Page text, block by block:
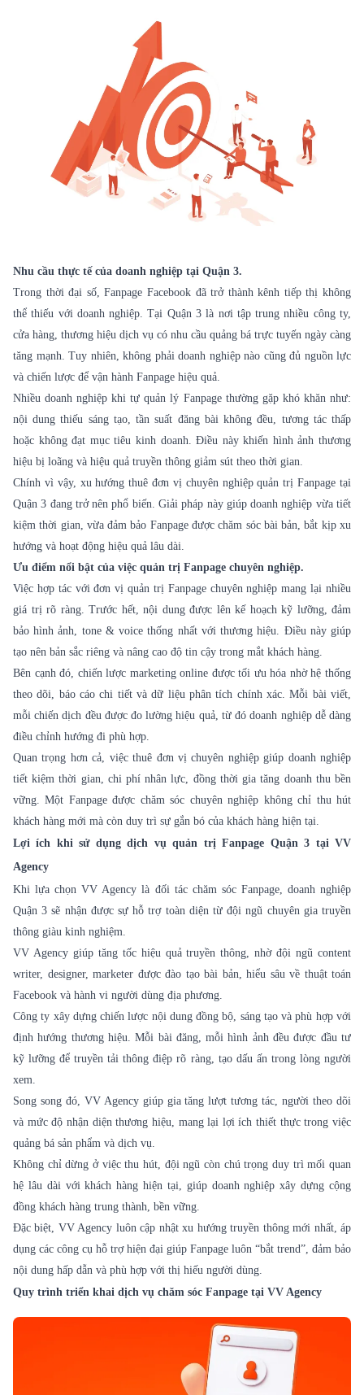
Nhu cầu thực tế của doanh nghiệp tại Quận 3.
Trong thời đại số, Fanpage Facebook đã trở thành kênh tiếp thị không
thể thiếu với doanh nghiệp. Tại Quận 3 là nơi tập trung nhiều công ty,
cửa hàng, thương hiệu dịch vụ có nhu cầu quảng bá trực tuyến ngày càng
tăng mạnh. Tuy nhiên, không phải doanh nghiệp nào cũng đủ nguồn lực
và chiến lược để vận hành Fanpage hiệu quả.
Nhiều doanh nghiệp khi tự quản lý Fanpage thường gặp khó khăn như:
nội dung thiếu sáng tạo, tần suất đăng bài không đều, tương tác thấp
hoặc không đạt mục tiêu kinh doanh. Điều này khiến hình ảnh thương
hiệu bị loãng và hiệu quả truyền thông giảm sút theo thời gian.
Chính vì vậy, xu hướng thuê đơn vị chuyên nghiệp quản trị Fanpage tại
Quận 3 đang trở nên phổ biến. Giải pháp này giúp doanh nghiệp vừa tiết
kiệm thời gian, vừa đảm bảo Fanpage được chăm sóc bài bản, bắt kịp xu
hướng và hoạt động hiệu quả lâu dài.
Ưu điểm nổi bật của việc quản trị Fanpage chuyên nghiệp.
Việc hợp tác với đơn vị quản trị Fanpage chuyên nghiệp mang lại nhiều
giá trị rõ ràng. Trước hết, nội dung được lên kế hoạch kỹ lưỡng, đảm
bảo hình ảnh, tone & voice thống nhất với thương hiệu. Điều này giúp
tạo nên bản sắc riêng và nâng cao độ tin cậy trong mắt khách hàng.
Bên cạnh đó, chiến lược marketing online được tối ưu hóa nhờ hệ thống
theo dõi, báo cáo chi tiết và dữ liệu phân tích chính xác. Mỗi bài viết,
mỗi chiến dịch đều được đo lường hiệu quả, từ đó doanh nghiệp dễ dàng
điều chỉnh hướng đi phù hợp.
Quan trọng hơn cả, việc thuê đơn vị chuyên nghiệp giúp doanh nghiệp
tiết kiệm thời gian, chi phí nhân lực, đồng thời gia tăng doanh thu bền
vững. Một Fanpage được chăm sóc chuyên nghiệp không chỉ thu hút
khách hàng mới mà còn duy trì sự gắn bó của khách hàng hiện tại.
Lợi ích khi sử dụng dịch vụ quản trị Fanpage Quận 3 tại VV
Agency
Khi lựa chọn VV Agency là đối tác chăm sóc Fanpage, doanh nghiệp
Quận 3 sẽ nhận được sự hỗ trợ toàn diện từ đội ngũ chuyên gia truyền
thông giàu kinh nghiệm.
VV Agency giúp tăng tốc hiệu quả truyền thông, nhờ đội ngũ content
writer, designer, marketer được đào tạo bài bản, hiểu sâu về thuật toán
Facebook và hành vi người dùng địa phương.
Công ty xây dựng chiến lược nội dung đồng bộ, sáng tạo và phù hợp với
định hướng thương hiệu. Mỗi bài đăng, mỗi hình ảnh đều được đầu tư
kỹ lưỡng để truyền tải thông điệp rõ ràng, tạo dấu ấn trong lòng người
xem.
Song song đó, VV Agency giúp gia tăng lượt tương tác, người theo dõi
và mức độ nhận diện thương hiệu, mang lại lợi ích thiết thực trong việc
quảng bá sản phẩm và dịch vụ.
Không chỉ dừng ở việc thu hút, đội ngũ còn chú trọng duy trì mối quan
hệ lâu dài với khách hàng hiện tại, giúp doanh nghiệp xây dựng cộng
đồng khách hàng trung thành, bền vững.
Đặc biệt, VV Agency luôn cập nhật xu hướng truyền thông mới nhất, áp
dụng các công cụ hỗ trợ hiện đại giúp Fanpage luôn “bắt trend”, đảm bảo
nội dung hấp dẫn và phù hợp với thị hiếu người dùng.
Quy trình triển khai dịch vụ chăm sóc Fanpage tại VV Agency